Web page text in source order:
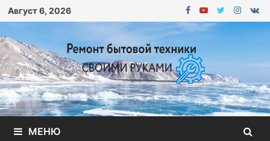
Перейти
к
содержимому
Август 6, 2026
МЕНЮ